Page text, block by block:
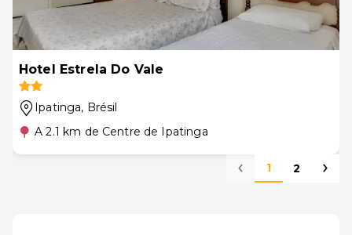
Hotel Estrela Do Vale
Ipatinga, Brésil
A 2.1 km de Centre de Ipatinga
1 2